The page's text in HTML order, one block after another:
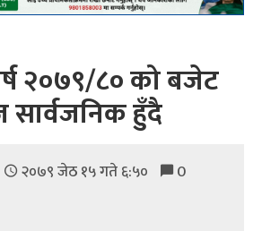
२०७९/८० को बजेट
हुँदै
२०७९ जेठ १५ गते ६:५० 0